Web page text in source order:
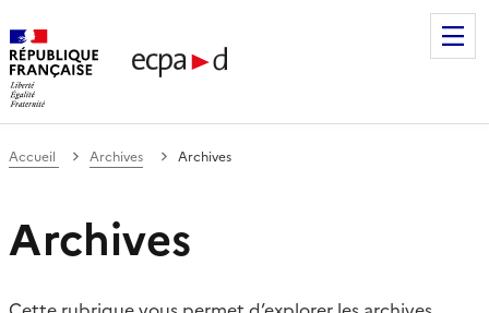
de communication et de production
Accueil Archives Archives
Archives